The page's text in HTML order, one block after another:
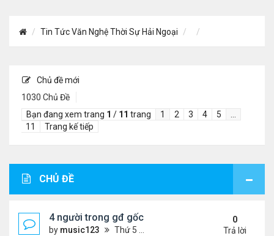
Tin Tức Văn Nghệ Thời Sự Hải Ngoại
Chủ đề mới
1030 Chủ Đề
Bạn đang xem trang 1 / 11 trang 1 2 3 4 5
11
Trang kế tiếp
CHỦ ĐỀ
4 người trong gđ gốc Việt thiệt mạng vì tai nạn xe
by music123 Thứ 5 Tháng 8 06, 2026 4:06 pm
0
Trả lời